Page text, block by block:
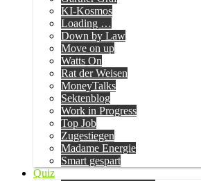
KI-Kosmos
Loading …
Down by Law
Move on up
Watts On
Rat der Weisen
MoneyTalks
Sektenblog
Work in Progress
Top Job
Zugestiegen
Madame Energie
Smart gespart
Quiz